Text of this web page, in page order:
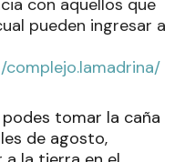
pueden ingresar a
tomar la caña
de agosto,